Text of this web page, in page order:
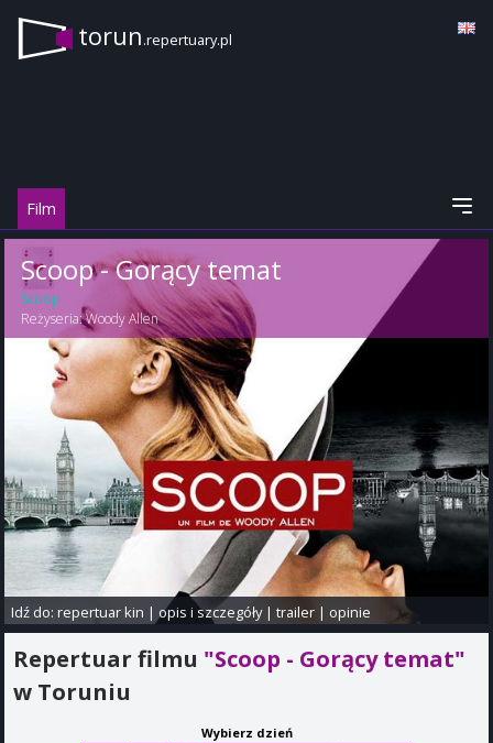
torun.repertuary.pl
Film
Scoop - Gorący temat
Scoop
Reżyseria:Woody Allen
Idź do:repertuar kin | opis i szczegóły|trailer | opinie
Repertuar filmu "Scoop - Gorący temat"
w Toruniu
Wybierz dzień